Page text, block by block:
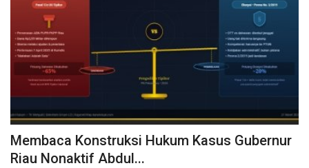
Membaca Konstruksi Hukum Kasus Gubernur
Riau Nonaktif Abdul...